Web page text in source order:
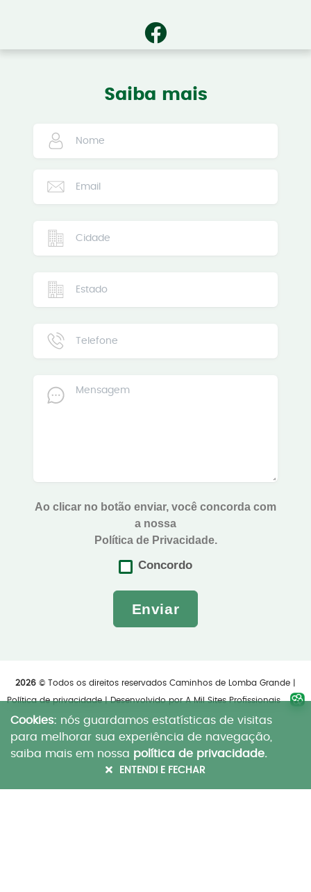
Saiba mais
Ao clicar no botão enviar, você concorda com
a nossa
Política de Privacidade.
Concordo
Enviar
2026 © Todos os direitos reservados Caminhos de Lomba Grande |
Política de privacidade| Desenvolvido porA Mil Sites Profissionais
Cookies: nós guardamos estatísticas de visitas
para melhorar sua experiência de navegação,
saiba mais em nossa política de privacidade.
ENTENDI E FECHAR